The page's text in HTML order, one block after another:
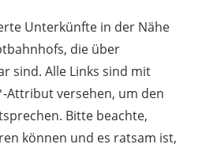
Unterkünfte in der Nähe
die über
sind. Alle Links sind mit
-Attribut versehen, um den
Bitte beachte,
können und es ratsam ist,